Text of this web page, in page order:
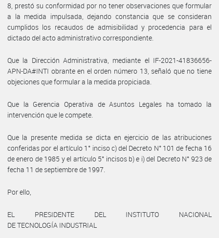
8, prestó su conformidad por no tener observaciones que formular
a la medida impulsada, dejando constancia que se consideran
cumplidos los recaudos de admisibilidad y procedencia para el
dictado del acto administrativo correspondiente.
Que la Dirección Administrativa, mediante el IF-2021-41836656-
APN-DA#INTI obrante en el orden número 13, señaló que no tiene
objeciones que formular a la medida propiciada.
Que la Gerencia Operativa de Asuntos Legales ha tomado la
intervención que le compete.
Que la presente medida se dicta en ejercicio de las atribuciones
conferidas por el artículo 1° inciso c) del Decreto N° 101 de fecha 16
de enero de 1985 y el artículo 5° incisos b) e i) del Decreto N° 923 de
fecha 11 de septiembre de 1997.
Por ello,
EL PRESIDENTE DEL INSTITUTO NACIONAL
DE TECNOLOGÍA INDUSTRIAL